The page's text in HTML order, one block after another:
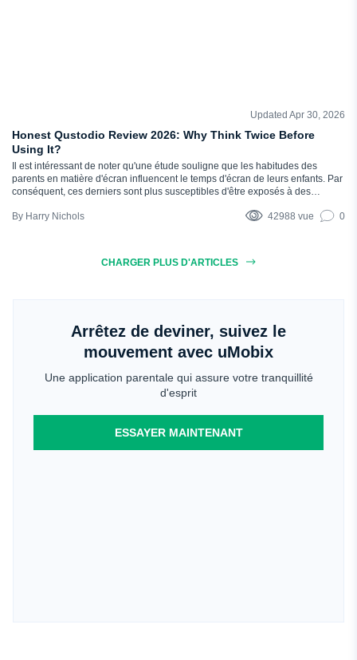
Updated Apr 30, 2026
Honest Qustodio Review 2026: Why Think Twice Before
Using It?
Il est intéressant de noter qu'une étude souligne que les habitudes des
parents en matière d'écran influencent le temps d'écran de leurs enfants. Par
conséquent, ces derniers sont plus susceptibles d'être exposés à des
des vidéos suggérées et des fils d'actualité des médias sociaux. Les enfants
Harry Nichols 42988 vue 0
CHARGER PLUS D'ARTICLES
Arrêtez de deviner, suivez le
mouvement avec uMobix
Une application parentale qui assure votre tranquillité
d'esprit
ESSAYER MAINTENANT